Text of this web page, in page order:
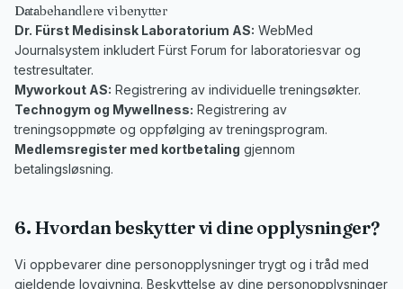
Databehandlere vi benytter
Dr. Fürst Medisinsk Laboratorium AS: WebMed
Journalsystem inkludert Fürst Forum for laboratoriesvar og
testresultater.
Myworkout AS: Registrering av individuelle treningsøkter.
Technogym og Mywellness: Registrering av
treningsoppmøte og oppfølging av treningsprogram.
Medlemsregister med kortbetaling gjennom
betalingsløsning.
6. Hvordan beskytter vi dine opplysninger?
Vi oppbevarer dine personopplysninger trygt og i tråd med
gjeldende lovgivning. Beskyttelse av dine personopplysninger